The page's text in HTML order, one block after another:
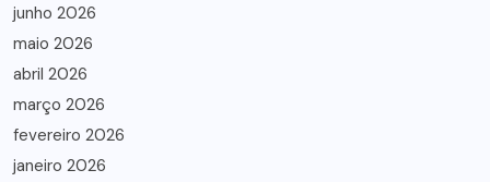
junho 2026
maio 2026
abril 2026
março 2026
fevereiro 2026
janeiro 2026